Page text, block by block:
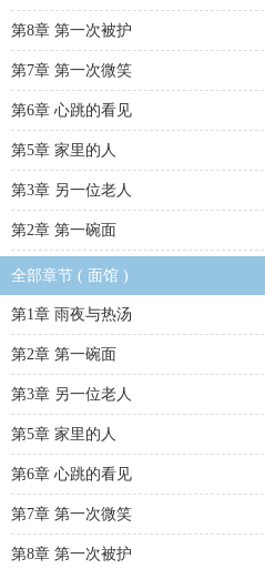
第8章 第一次被护
第7章 第一次微笑
第6章 心跳的看见
第5章 家里的人
第3章 另一位老人
第2章 第一碗面
全部章节 ( 面馆 )
第1章 雨夜与热汤
第2章 第一碗面
第3章 另一位老人
第5章 家里的人
第6章 心跳的看见
第7章 第一次微笑
第8章 第一次被护